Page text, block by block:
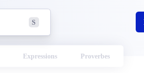
S
Expressions Proverbes